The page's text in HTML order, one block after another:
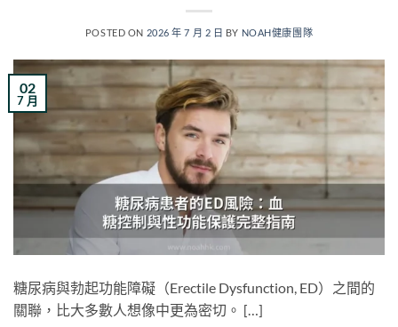
POSTED ON 2026 年 7 月 2 日 BY NOAH健康團隊
02
7 月
糖尿病與勃起功能障礙（Erectile Dysfunction, ED）之間的
關聯，比大多數人想像中更為密切。 […]